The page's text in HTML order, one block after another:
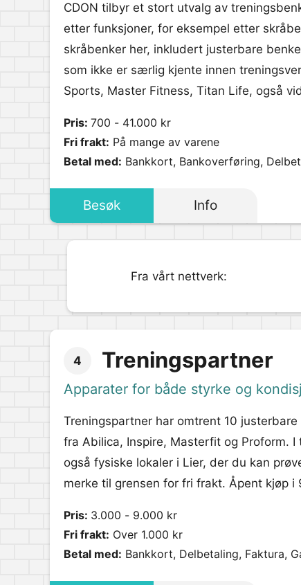
CDON tilbyr et stort utvalg av
etter funksjoner, for eksempel etter
skråbenker her, inkludert justerbare
som ikke er særlig kjente innen
Sports, Master Fitness, Titan Life, også
Pris: 700 - 41.000 kr
Fri frakt: På mange av varene
Betal med: Bankkort, Bankoverføring,
Besøk Info
Fra vårt nettverk:
4 Treningspartner
Apparater for både styrke og
Treningspartner har omtrent 10
fra Abilica, Inspire, Masterfit og Proform.
også fysiske lokaler i Lier, der du kan
merke til grensen for fri frakt. Åpent kjøp i
Pris: 3.000 - 9.000 kr
Fri frakt: Over 1.000 kr
Betal med: Bankkort, Delbetaling, Faktura,